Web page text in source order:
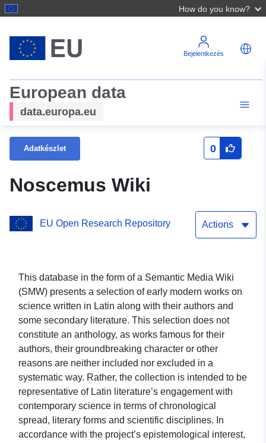
How do you know?
Bejelentkezés
European data
data.europa.eu
Adatkészlet 0
Noscemus Wiki
EU Open Research Repository Actions
This database in the form of a Semantic Media Wiki
(SMW) presents a selection of early modern works on
science written in Latin along with their authors and
some secondary literature. This selection does not
constitute an anthology, as works famous for their
authors, their groundbreaking character or other
reasons are neither included nor excluded in a
systematic way. Rather, the collection is intended to be
representative of Latin literature’s engagement with
contemporary science in terms of chronological
spread, literary forms and scientific disciplines. In
accordance with the project’s epistemological interest,